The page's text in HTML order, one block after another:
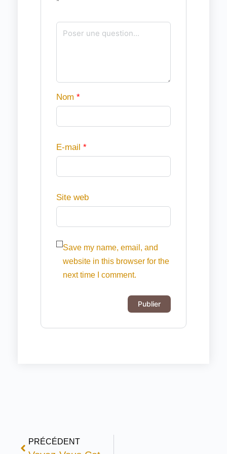
Nom *
E-mail *
Site web
Save my name, email, and
website in this browser for the
next time I comment.
PRÉCÉDENT